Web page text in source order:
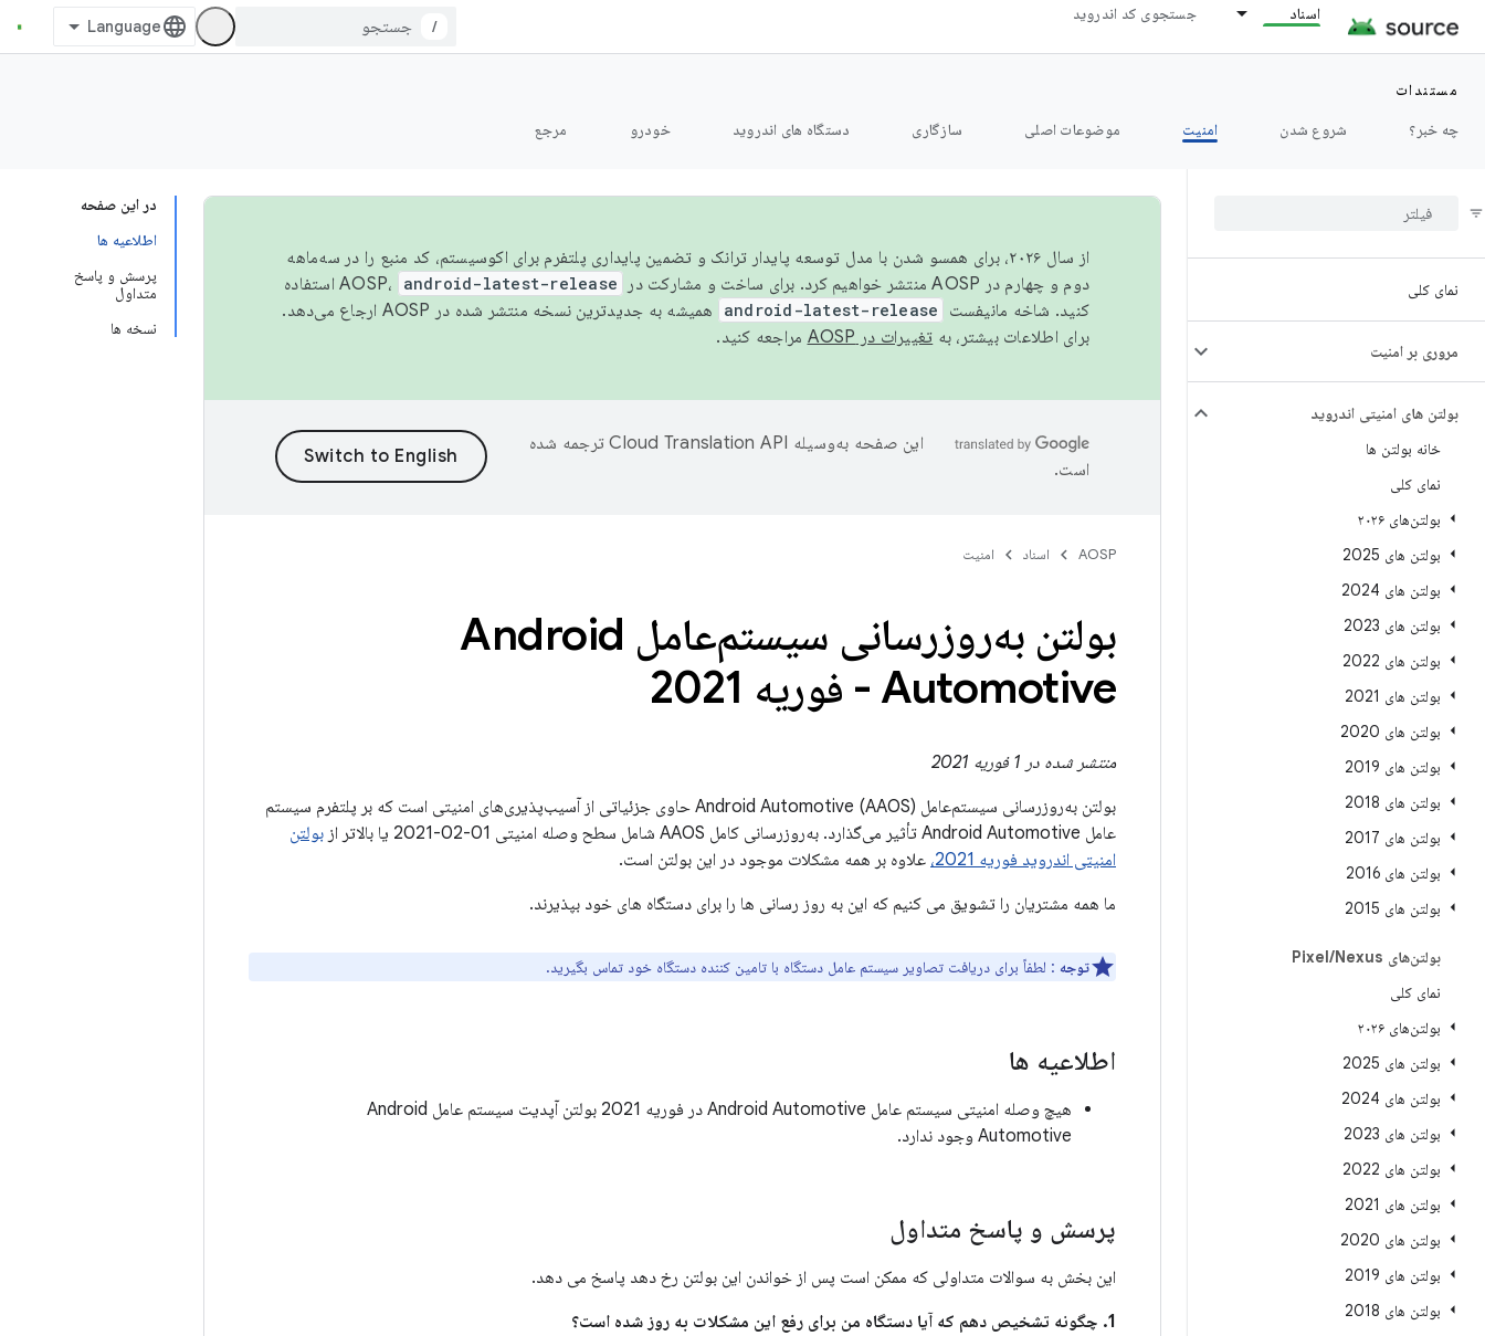
اسناد جستجوی کد اندروید
/
مستندات
چه خبر؟
شروع شدن امنیت موضوعات اصلی سازگاری دستگاه های اندروید خودرو مرجع
نمای کلی
مروری بر امنیت
بولتن های امنیتی اندروید
خانه بولتن ها
نمای کلی
بولتن‌های ۲۰۲۶
بولتن های 2025
بولتن های 2024
بولتن های 2023
بولتن های 2022
بولتن های 2021
بولتن های 2020
بولتن های 2019
بولتن های 2018
بولتن های 2017
بولتن های 2016
بولتن های 2015
بولتن‌های Pixel /Nexus
نمای کلی
بولتن‌های ۲۰۲۶
بولتن های 2025
بولتن های 2024
بولتن های 2023
بولتن های 2022
بولتن های 2021
بولتن های 2020
بولتن های 2019
بولتن های 2018
در این صفحه
اطلاعیه ها
پرسش و پاسخ
متداول
نسخه ها
از سال ۲۰۲۶، برای همسو شدن با مدل توسعه پایدار ترانک و تضمین پایداری پلتفرم برای اکوسیستم، کد منبع را در سه‌ماهه
دوم و چهارم در AOSP منتشر خواهیم کرد. برای ساخت و مشارکت در AOSP،
android-latest-release
استفاده
کنید. شاخه مانیفست
android-latest-release
همیشه به جدیدترین نسخه منتشر شده در AOSP ارجاع می‌دهد.
برای اطلاعات بیشتر، به تغییرات در AOSP مراجعه کنید.
این صفحه به‌وسیله
ترجمه شده
است.
AOSP اسناد امنیت
بولتن به‌روزرسانی سیستم‌عامل Android
Automotive - فوریه 2021
منتشر شده در 1 فوریه 2021
بولتن به‌روزرسانی سیستم‌عامل Android Automotive (AAOS) حاوی جزئیاتی از آسیب‌پذیری‌های امنیتی است که بر پلتفرم سیستم
عامل Android Automotive تأثیر می‌گذارد. به‌روزرسانی کامل AAOS شامل سطح وصله امنیتی 01-02-2021 یا بالاتر از
بولتن
امنیتی اندروید فوریه 2021،
علاوه بر همه مشکلات موجود در این بولتن است.
ما همه مشتریان را تشویق می کنیم که این به روز رسانی ها را برای دستگاه های خود بپذیرند.
توجه : لطفاً برای دریافت تصاویر سیستم عامل دستگاه با تامین کننده دستگاه خود تماس بگیرید.
اطلاعیه ها
هیچ وصله امنیتی سیستم عامل Android Automotive در فوریه 2021 بولتن آپدیت سیستم عامل Android
Automotive وجود ندارد.
پرسش و پاسخ متداول
این بخش به سوالات متداولی که ممکن است پس از خواندن این بولتن رخ دهد پاسخ می دهد.
1. چگونه تشخیص دهم که آیا دستگاه من برای رفع این مشکلات به روز شده است؟